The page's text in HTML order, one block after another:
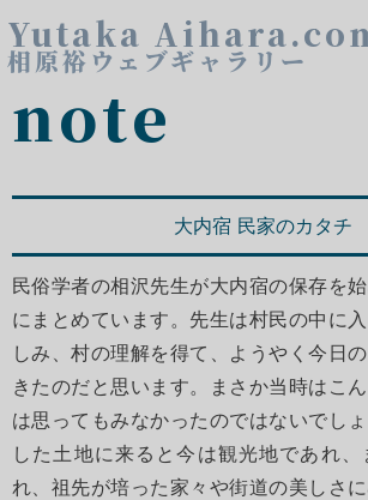
Yutaka
相原裕ウェブギャラリー
note
大内宿 民家のカタチ
民俗学者の相沢先生が大内宿の保存を
にまとめています。先生は村民の中に
しみ、村の理解を得て、ようやく今日
きたのだと思います。まさか当時はこ
は思ってもみなかったのではないでし
した土地に来ると今は観光地であれ
れ、祖先が培った家々や街道の美しさに